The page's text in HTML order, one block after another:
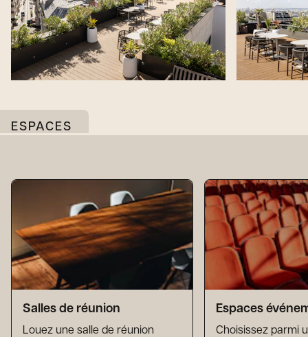
ESPACES
Salles de réunion
Louez une salle de réunion
Espaces
Choisissez parmi